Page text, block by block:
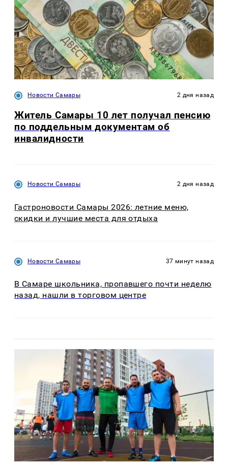
Новости Самары 2 дня назад
Житель Самары 10 лет получал пенсию
по поддельным документам об
инвалидности
Новости Самары 2 дня назад
Гастроновости Самары 2026: летние меню,
скидки и лучшие места для отдыха
Новости Самары 37 минут назад
В Самаре школьника, пропавшего почти неделю
назад, нашли в торговом центре